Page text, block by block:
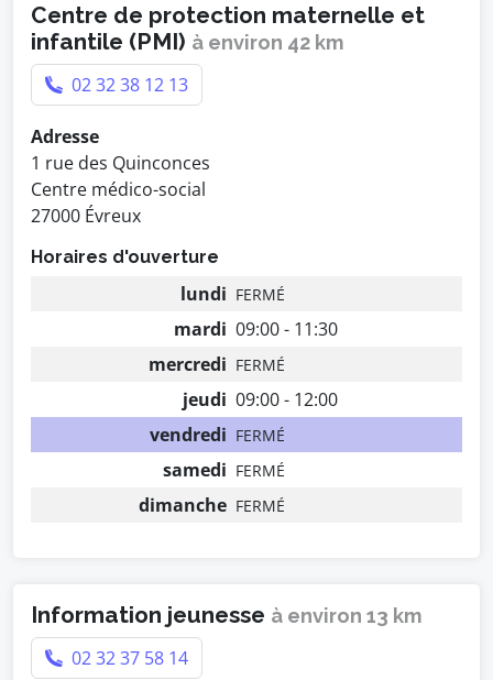
Centre de protection maternelle et
infantile (PMI) à environ 42 km
02 32 38 12 13
Adresse
1 rue des Quinconces
Centre médico-social
27000 Évreux
Horaires d'ouverture
lundi FERMÉ
mardi 09:00 - 11:30
mercredi FERMÉ
jeudi 09:00 - 12:00
vendredi FERMÉ
samedi FERMÉ
dimanche FERMÉ
Information jeunesse à environ 13 km
02 32 37 58 14